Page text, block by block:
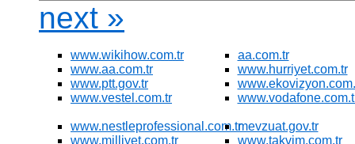
next »
www.wikihow.com.tr
aa.com.tr
www.aa.com.tr
www.hurriyet.com.tr
www.ptt.gov.tr
www.vestel.com.tr
www.nestleprofessional.com.trmevzuat.gov.tr
www.milliyet.com.tr
www.takvim.com.tr